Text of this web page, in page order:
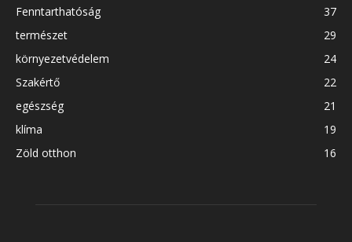
Fenntarthatóság
37
természet
29
környezetvédelem
24
Szakértő
22
egészség
21
klíma
19
Zöld otthon
16